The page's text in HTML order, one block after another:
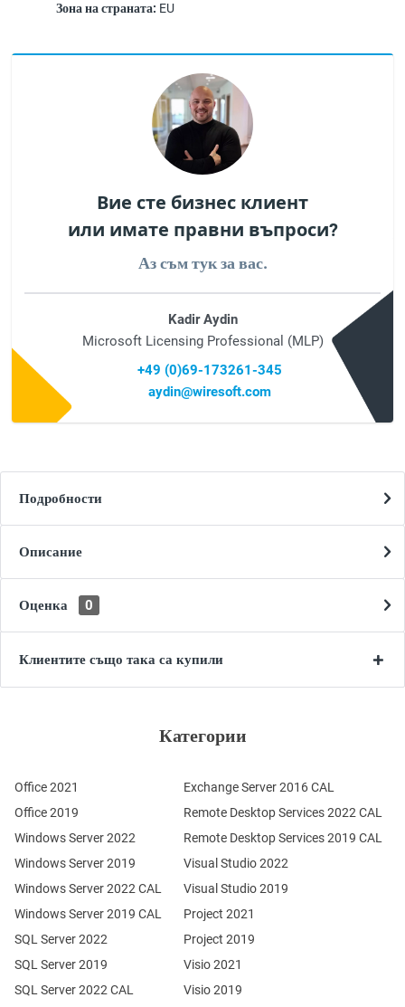
Зона на страната: EU
Вие сте бизнес клиент
или имате правни въпроси?
Аз съм тук за вас.
Kadir Aydin
Microsoft Licensing Professional (MLP)
+49 (0)69-173261-345
aydin@wiresoft.com
Подробности
Описание
Оценка 0
Клиентите също така са купили
Категории
Office 2021
Office 2019
Windows Server 2022
Windows Server 2019
SQL Server 2022
SQL Server 2019
Windows Server 2022 CAL
Windows Server 2019 CAL
SQL Server 2022 CAL
Remote Desktop Services 2022 CAL
Remote Desktop Services 2019 CAL
Exchange Server 2016 CAL
Visual Studio 2022
Visual Studio 2019
Project 2021
Project 2019
Visio 2021
Visio 2019